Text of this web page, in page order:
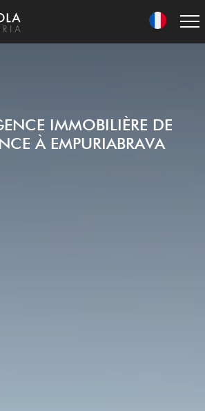
IMMOBILIÈRE DE
À EMPURIABRAVA